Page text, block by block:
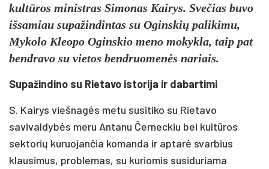
kultūros ministras Simonas Kairys. Svečias buvo
išsamiau supažindintas su Oginskių palikimu,
Mykolo Kleopo Oginskio meno mokykla, taip pat
bendravo su vietos bendruomenės nariais.
Supažindino su Rietavo istorija ir dabartimi
S. Kairys viešnagės metu susitiko su Rietavo
savivaldybės meru Antanu Černeckiu bei kultūros
sektorių kuruojančia komanda ir aptarė svarbius
klausimus, problemas, su kuriomis susiduriama